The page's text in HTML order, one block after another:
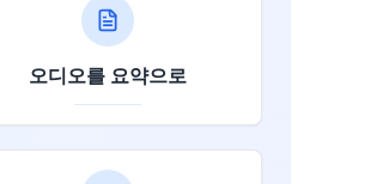
오디오를 요약으로